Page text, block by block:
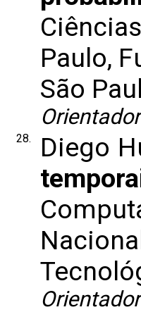
Paulo,
São
28.
Diego